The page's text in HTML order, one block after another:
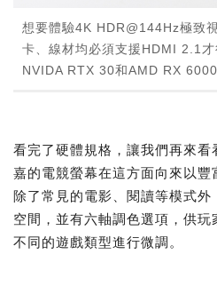
想要體驗4K HDR@144Hz極致
卡、線材均必須支援HDMI 2.1
NVIDA RTX 30和AMD RX 6000
看完了硬體規格，讓我們再來
嘉的電競螢幕在這方面向來以豐
除了常見的電影、閱讀等模式
空間，並有六軸調色選項，供玩
不同的遊戲類型進行微調。